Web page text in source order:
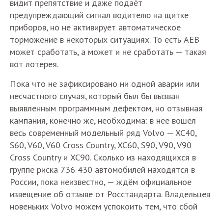
видит препятствие и даже подаёт
предупреждающий сигнал водителю на щитке
приборов, но не активирует автоматическое
торможение в некоторых ситуациях. То есть АЕВ
может сработать, а может и не сработать — такая
вот лотерея.
Пока что не зафиксировано ни одной аварии или
несчастного случая, который был бы вызван
выявленным программным дефектом, но отзывная
кампания, конечно же, необходима: в неё вошёл
весь современный модельный ряд Volvo — XC40,
S60, V60, V60 Cross Country, XC60, S90, V90, V90
Cross Country и XC90. Сколько из находящихся в
группе риска 736 430 автомобилей находятся в
России, пока неизвестно, — ждём официальное
извещение об отзыве от Росстандарта. Владельцев
новеньких Volvo можем успокоить тем, что сбой